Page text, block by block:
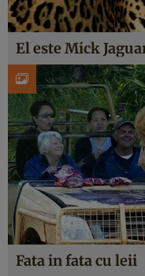
El este Mick
Fata in fata cu leii